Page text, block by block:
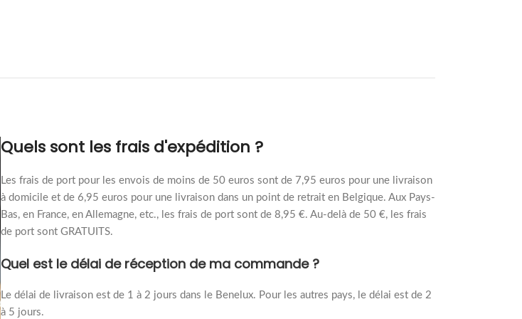
Quels sont les frais d'expédition ?
Les frais de port pour les envois de moins de 50 euros sont de 7,95 euros pour une livraison
à domicile et de 6,95 euros pour une livraison dans un point de retrait en Belgique. Aux Pays-
Bas, en France, en Allemagne, etc., les frais de port sont de 8,95 €. Au-delà de 50 €, les frais
de port sont GRATUITS.
Quel est le délai de réception de ma commande ?
Le délai de livraison est de 1 à 2 jours dans le Benelux. Pour les autres pays, le délai est de 2
à 5 jours.